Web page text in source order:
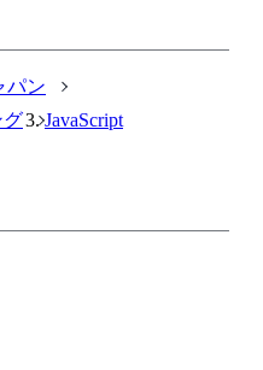
パン
グ
JavaScript